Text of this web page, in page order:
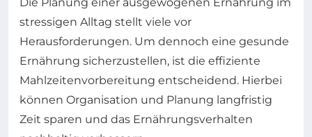
stressigen Alltag stellt viele vor
Herausforderungen. Um dennoch eine gesunde
Ernährung sicherzustellen, ist die effiziente
Mahlzeitenvorbereitung entscheidend. Hierbei
können Organisation und Planung langfristig
Zeit sparen und das Ernährungsverhalten